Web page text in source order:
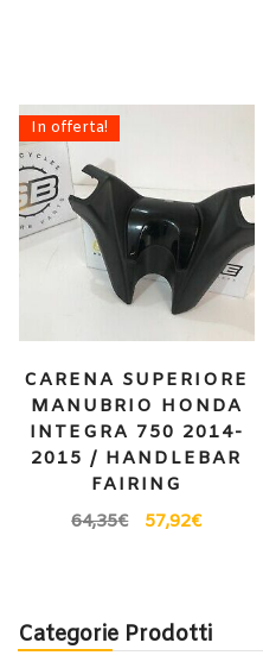
In offerta!
CARENA SUPERIORE
MANUBRIO HONDA
INTEGRA 750 2014-
2015 / HANDLEBAR
FAIRING
64,35€ 57,92€
Categorie Prodotti